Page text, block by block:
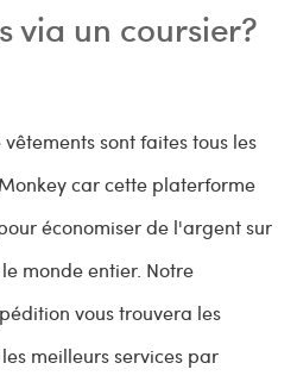
via un coursier?
sont faites tous les
car cette platerforme
économiser de l'argent sur
monde entier. Notre
vous trouvera les
meilleurs services par